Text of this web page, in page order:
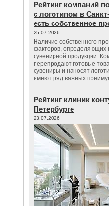
Рейтинг компаний
с логотипом в
есть собственное
25.07.2026
Наличие собственного
факторов, определяющих
сувенирной продукции.
перепродают готовые
сувениры и наносят
имеют ряд важных
Рейтинг клиник
Петербурге
23.07.2026